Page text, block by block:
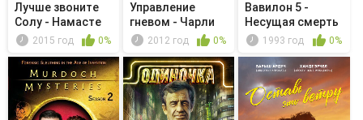
Лучше звоните
Солу - Намасте
2015 год 0%
Управление
гневом - Чарли
встречается...
2012 год 0%
Вавилон 5 -
Несущая смерть
1993 год 0%